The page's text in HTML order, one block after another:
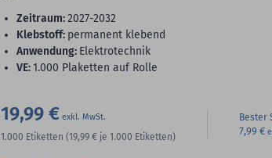
Zeitraum:2027-2032
Klebstoff: permanent klebend
Anwendung: Elektrotechnik
VE:1.000 Plaketten auf Rolle
19,99 €
1.000 Etiketten (19,99 € je 1.000 Etiketten)
Bester
7,99 €